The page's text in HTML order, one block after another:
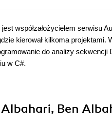
jest współzałożycielem serwisu
kierował kilkoma projektami.
do analizy sekwencji
w C#.
Ben